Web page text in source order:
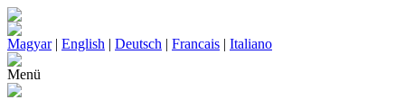
Magyar| English | Deutsch | Francais | Italiano
Menü